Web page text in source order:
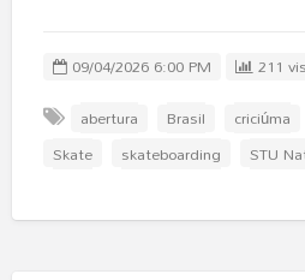
09/04/2026 6:00 PM
211
abertura
Brasil criciúma
Skate
skateboarding STU